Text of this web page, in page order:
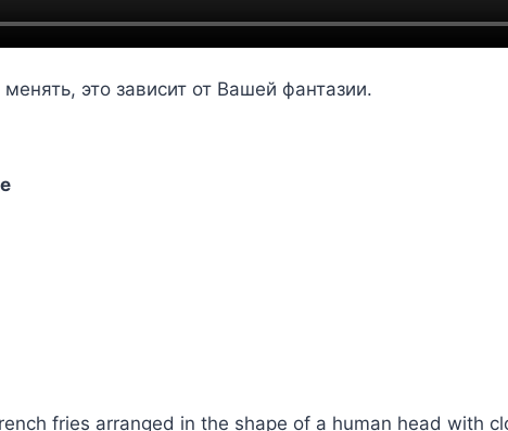
это зависит от Вашей фантазии.
fries arranged in the shape of a human head with